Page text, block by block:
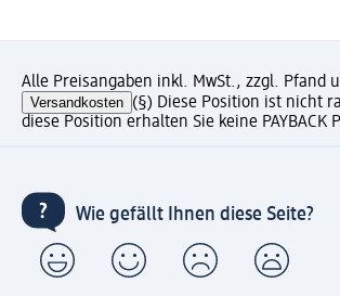
Alle Preisangaben inkl. MwSt., zzgl. Pfand
Versandkosten (§) Diese Position ist nicht
diese Position erhalten Sie keine PAYBACK
Wie gefällt Ihnen diese Seite?